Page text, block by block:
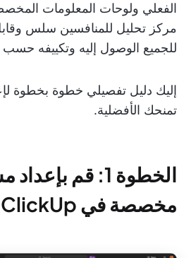
الفعلي ولوحات المعلومات
مركز تحليل للمنافسين سلس
للجميع الوصول إليه وتكييفه حسب
إليك دليل تفصيلي خطوة بخطوة
تمنحك الأفضلية.
الخطوة 1: قم
مخصصة في ClickUp